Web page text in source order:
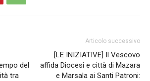
del
tra
Articolo successivo
[LE INIZIATIVE] Il Vescovo
affida Diocesi e città di Mazara
e Marsala ai Santi Patroni: